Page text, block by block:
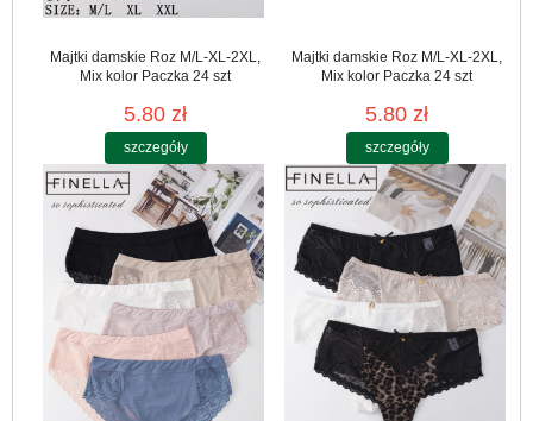
Majtki damskie Roz M/L-XL-2XL,
Mix kolor Paczka 24 szt
5.80 zł
szczegóły
Majtki damskie Roz M/L-XL-2XL,
Mix kolor Paczka 24 szt
5.80 zł
szczegóły